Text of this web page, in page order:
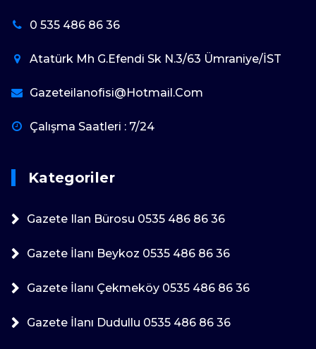
0 535 486 86 36
Atatürk Mh G.Efendi Sk N.3/63 Ümraniye/İST
Gazeteilanofisi@hotmail.com
Çalışma Saatleri : 7/24
Kategoriler
Gazete Ilan Bürosu 0535 486 86 36
Gazete İlanı Beykoz 0535 486 86 36
Gazete İlanı Çekmeköy 0535 486 86 36
Gazete İlanı Dudullu 0535 486 86 36